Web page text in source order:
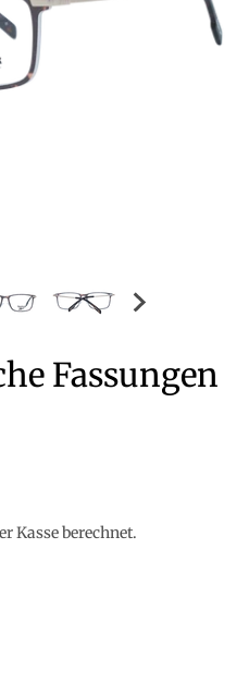
Fassungen
Kasse berechnet.
für Reebok Optische
Sie die Menge für Reebok